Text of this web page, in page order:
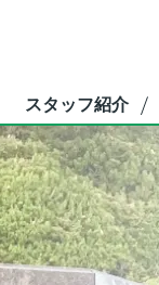
スタッフ紹介